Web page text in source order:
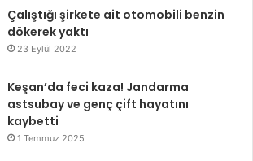
Çalıştığı şirkete ait otomobili benzin
dökerek yaktı
23 Eylül 2022
Keşan’da feci kaza! Jandarma
astsubay ve genç çift hayatını
kaybetti
1 Temmuz 2025